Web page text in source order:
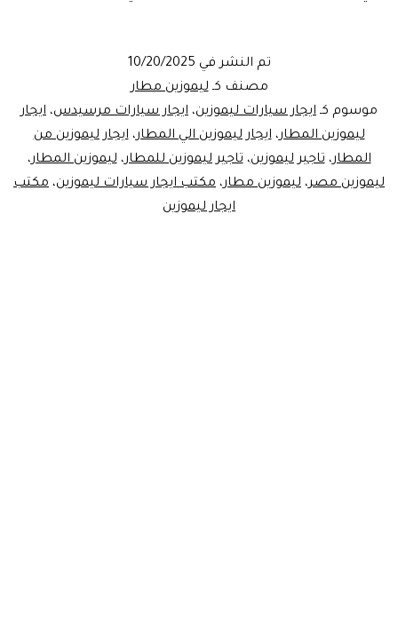
تم النشر في 10/20/2025
مصنف كـليموزين مطار
موسوم كـ ايجار سيارات ليموزين، ايجار سيارات مرسيدس، ايجار
ليموزين المطار،ايجار ليموزين الي المطار،ايجار ليموزين من
المطار،تاجير ليموزين،تاجير ليموزين للمطار،ليموزين المطار،
ليموزين مصر، ليموزين مطار، مكتب ايجار سيارات ليموزين، مكتب
ايجار ليموزين